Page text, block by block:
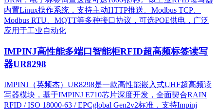
内置Linux操作系统，支持主动HTTP推送、Modbus TCP、
Modbus RTU、MQTT等多种接口协议，可选POE供电，广泛
应用于工业自动化
IMPINJ高性能多端口智能柜RFID超高频标签读写
器UR8298
IMPINJ（英频杰）UR8298是一款高性能嵌入式UHF超高频读
写器模块，基于IMPINJ E710芯片深度开发，全面契合RAIN
RFID / ISO 18000-63 / EPCglobal Gen2v2标准，支持Impinj